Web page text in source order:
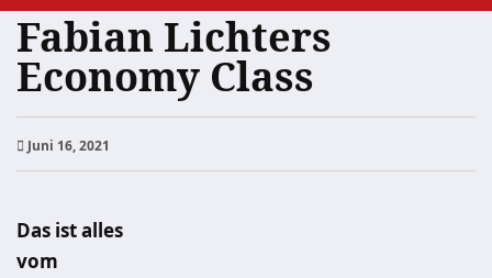
Fabian Lichters
Economy Class
Juni 16, 2021
Das ist alles
vom